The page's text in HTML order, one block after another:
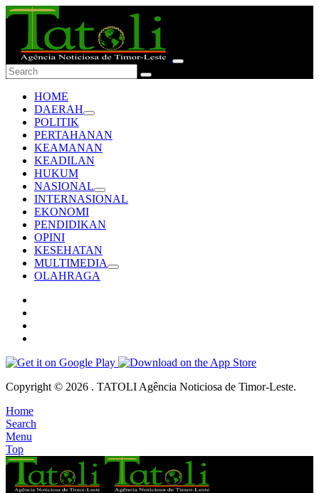
HOME
DAERAH
POLITIK
PERTAHANAN
KEAMANAN
KEADILAN
HUKUM
NASIONAL
INTERNASIONAL
EKONOMI
PENDIDIKAN
OPINI
KESEHATAN
MULTIMEDIA
OLAHRAGA
Copyright © 2026 . TATOLI Agência Noticiosa de Timor-Leste.
Home
Search
Menu
Top